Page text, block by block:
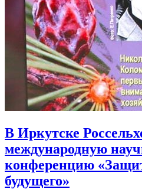
В Иркутске
международную
конференцию
будущего»